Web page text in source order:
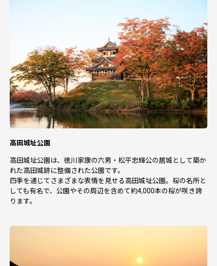
お寄せいただいた個人情報は、寄附金の受付、入金及び返
礼品発送に係る確認・連絡等に利用するものであり、それ
以外の目的で使用するものではありません。
高田城址公園
高田城址公園は、徳川家康の六男・松平忠輝公の居城として築か
れた高田城跡に整備された公園です。
四季を通じてさまざまな表情を見せる高田城址公園。桜の名所と
しても有名で、公園やその周辺を含めて約4,000本の桜が咲き誇
ります。